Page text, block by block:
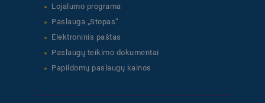
Lojalumo programa
Paslauga „Stopas“
Elektroninis paštas
Paslaugų teikimo dokumentai
Papildomų paslaugų kainos